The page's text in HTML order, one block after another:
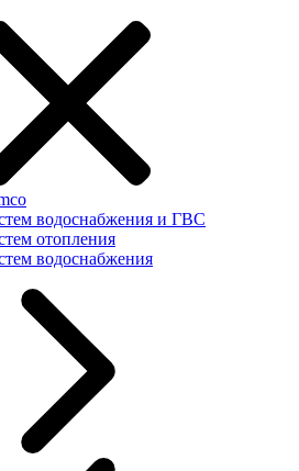
водоснабжения и ГВС
отопления
водоснабжения